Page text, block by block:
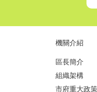
機關介紹
區長簡介
組織架構
市府重大政策